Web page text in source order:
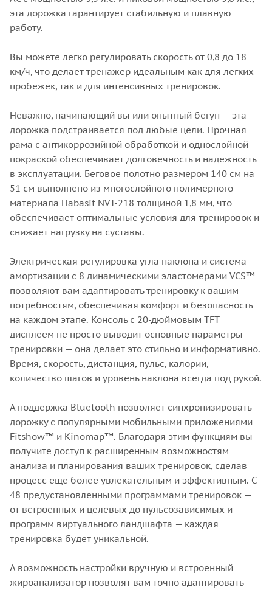
эта дорожка гарантирует стабильную и плавную
работу.
Вы можете легко регулировать скорость от 0,8 до 18
км/ч, что делает тренажер идеальным как для легких
пробежек, так и для интенсивных тренировок.
Неважно, начинающий вы или опытный бегун — эта
дорожка подстраивается под любые цели. Прочная
рама с антикоррозийной обработкой и однослойной
покраской обеспечивает долговечность и надежность
в эксплуатации. Беговое полотно размером 140 см на
51 см выполнено из многослойного полимерного
материала Habasit NVT-218 толщиной 1,8 мм, что
обеспечивает оптимальные условия для тренировок и
снижает нагрузку на суставы.
Электрическая регулировка угла наклона и система
амортизации с 8 динамическими эластомерами VCS™
позволяют вам адаптировать тренировку к вашим
потребностям, обеспечивая комфорт и безопасность
на каждом этапе. Консоль с 20-дюймовым TFT
дисплеем не просто выводит основные параметры
тренировки — она делает это стильно и информативно.
Время, скорость, дистанция, пульс, калории,
количество шагов и уровень наклона всегда под рукой.
А поддержка Bluetooth позволяет синхронизировать
дорожку с популярными мобильными приложениями
Fitshow™ и Kinomap™. Благодаря этим функциям вы
получите доступ к расширенным возможностям
анализа и планирования ваших тренировок, сделав
процесс еще более увлекательным и эффективным. С
48 предустановленными программами тренировок —
от встроенных и целевых до пульсозависимых и
программ виртуального ландшафта — каждая
тренировка будет уникальной.
А возможность настройки вручную и встроенный
жироанализатор позволят вам точно адаптировать